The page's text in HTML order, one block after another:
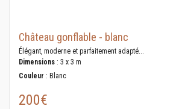
Château gonflable - blanc
Élégant, moderne et parfaitement adapté...
Dimensions : 3 x 3 m
Couleur : Blanc
200€